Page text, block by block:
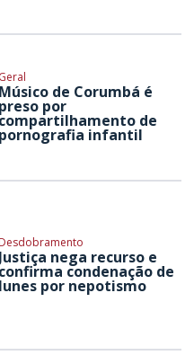
Geral
Músico de Corumbá é
preso por
compartilhamento de
pornografia infantil
Desdobramento
Justiça nega recurso e
condenação de
Iunes por nepotismo